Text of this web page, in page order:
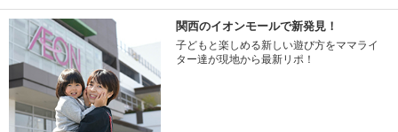
関西のイオンモールで新発見！
子どもと楽しめる新しい遊び方をママライ
ター達が現地から最新リポ！